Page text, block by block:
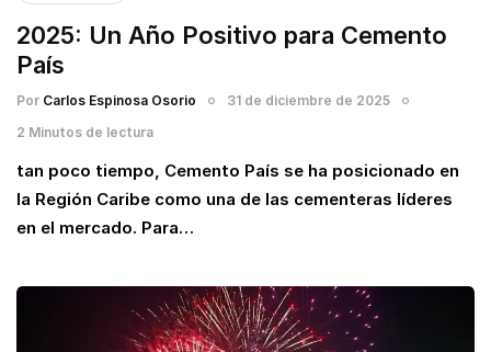
2025: Un Año Positivo para Cemento
País
Por Carlos Espinosa Osorio
31 de diciembre de 2025
2 Minutos de lectura
tan poco tiempo, Cemento País se ha posicionado en
la Región Caribe como una de las cementeras líderes
en el mercado. Para…